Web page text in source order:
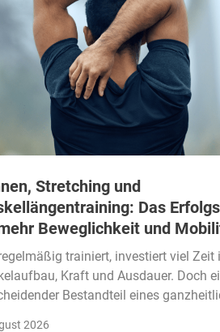
Stretching und
Das
Beweglichkeit und
trainiert, investiert viel Zeit
Kraft und Ausdauer. Doch
Bestandteil eines
2026